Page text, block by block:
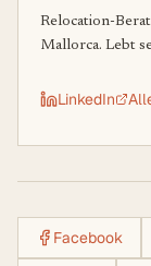
Relocation-
Mallorca. Lebt
LinkedIn
Facebook